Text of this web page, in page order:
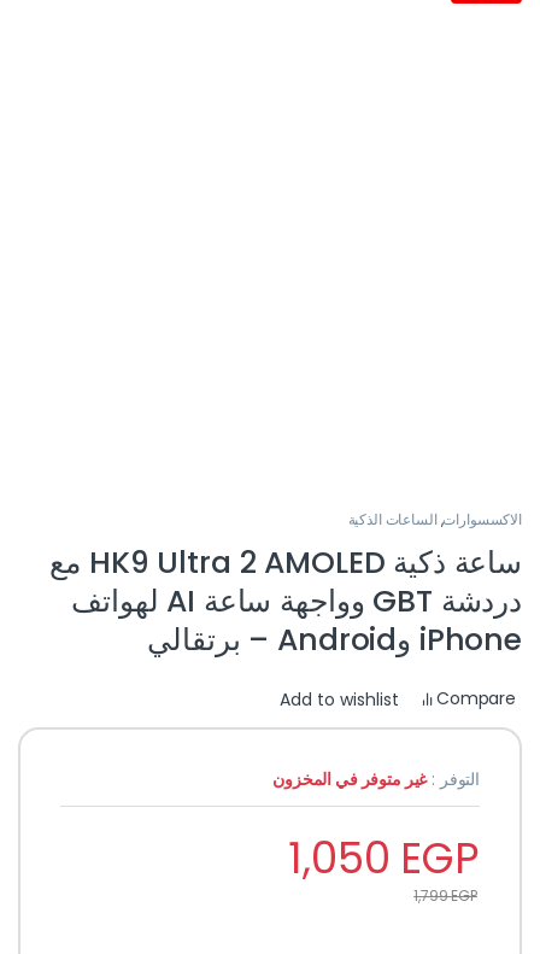
الاكسسوارات,الساعات الذكية
ساعة ذكية HK9 Ultra 2 AMOLED مع
دردشة GBT وواجهة ساعة AI لهواتف
iPhone وAndroid – برتقالي
Compare
Add to wishlist
التوفر :غير متوفر في المخزون
1,050 EGP
1,799EGP